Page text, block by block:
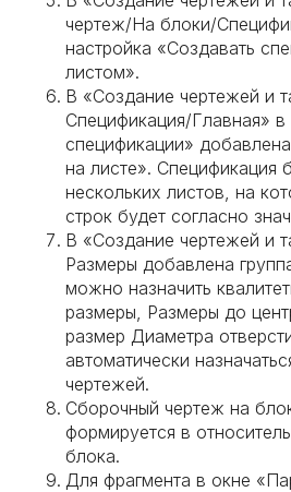
чертеж/На блоки/
настройка «Создавать
листом».
В «Создание чертежей и
Спецификация/Главная»
спецификации»
на листе». Спецификация
нескольких листов, на
строк будет согласно
В «Создание чертежей и
Размеры добавлена
можно назначить
размеры, Размеры до
размер Диаметра
автоматически
чертежей.
Сборочный чертеж на
формируется в
блока.
Для фрагмента в окне